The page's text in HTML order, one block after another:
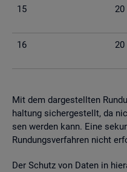
15 20
16 20
Mit dem dar­ge­stell­ten
hal­tung si­cher­ge­stellt, da
sen wer­den kann. Eine
Run­dungs­ver­fah­ren nicht
Der Schutz von Daten in